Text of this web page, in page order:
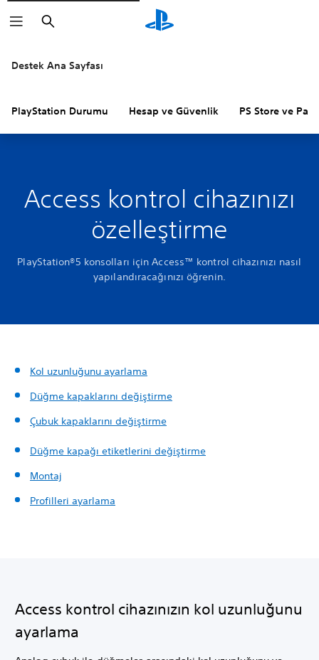
Arama
Destek Ana Sayfası
PlayStation Durumu Hesap ve Güvenlik PS Store ve
Access kontrol cihazınızı
özelleştirme
PlayStation®5 konsolları için Access™ kontrol cihazınızı nasıl
yapılandıracağınızı öğrenin.
Kol uzunluğunu ayarlama
Düğme kapaklarını değiştirme
Çubuk kapaklarını değiştirme
Düğme kapağı etiketlerini değiştirme
Montaj
Profilleri ayarlama
Access kontrol cihazınızın kol uzunluğunu
ayarlama